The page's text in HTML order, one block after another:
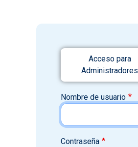
Acceso para
Administradores
Nombre de usuario
Contraseña